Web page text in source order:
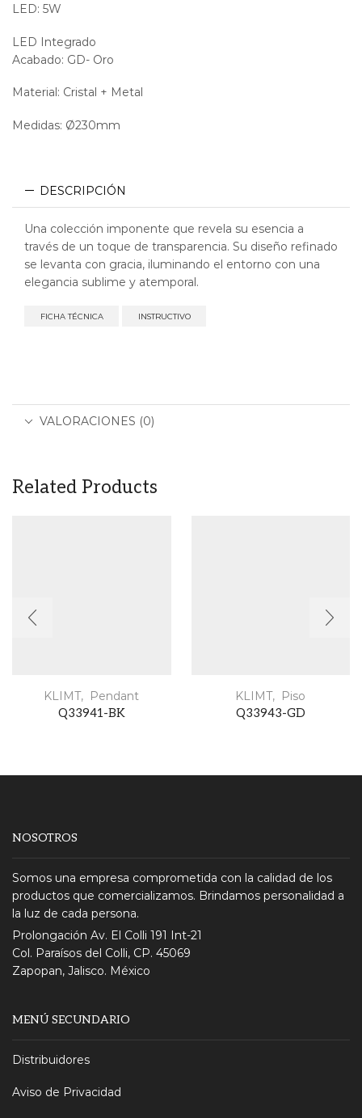
LED: 5W
LED Integrado
Acabado: GD- Oro
Material: Cristal + Metal
Medidas: Ø230mm
DESCRIPCIÓN
Una colección imponente que revela su esencia a
través de un toque de transparencia. Su diseño refinado
se levanta con gracia, iluminando el entorno con una
elegancia sublime y atemporal.
FICHA TÉCNICA INSTRUCTIVO
VALORACIONES (0)
Related Products
KLIMT, Pendant
Q33941-BK
KLIMT, Piso
Q33943-GD
NOSOTROS
Somos una empresa comprometida con la calidad de los
productos que comercializamos. Brindamos personalidad a
la luz de cada persona.
Prolongación Av. El Colli 191 Int-21
Col. Paraísos del Colli, CP. 45069
Zapopan, Jalisco. México
MENÚ SECUNDARIO
Distribuidores
Aviso de Privacidad